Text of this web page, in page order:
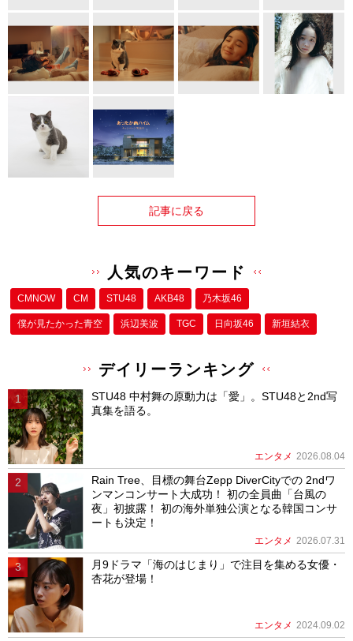
記事に戻る
人気のキーワード
CMNOW CM STU48 AKB48 乃木坂46
僕が⾒たかった⻘空 浜辺美波 TGC 日向坂46 新垣結衣
デイリーランキング
STU48 中村舞の原動力は「愛」。STU48と2nd写
真集を語る。
エンタメ 2026.08.04
Rain Tree、目標の舞台Zepp DiverCityでの 2ndワ
ンマンコンサート大成功！ 初の全員曲「台風の
夜」初披露！ 初の海外単独公演となる韓国コンサ
ートも決定！
エンタメ 2026.07.31
月9ドラマ「海のはじまり」で注目を集める女優・
杏花が登場！
エンタメ 2024.09.02